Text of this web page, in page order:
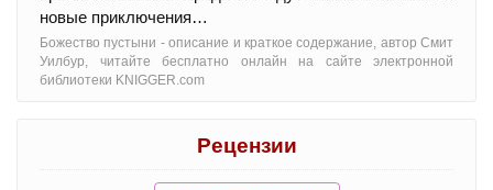
новые приключения…
Божество пустыни - oписание и краткое содержание, автор Смит
Уилбур, читайте бесплатно онлайн на сайте электронной
библиотеки KNIGGER.com
Рецензии